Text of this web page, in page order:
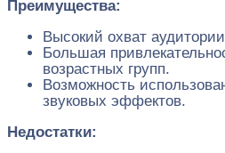
Преимущества:
Высокий охват
Большая
возрастных групп.
Возможность
звуковых эффектов.
Недостатки: